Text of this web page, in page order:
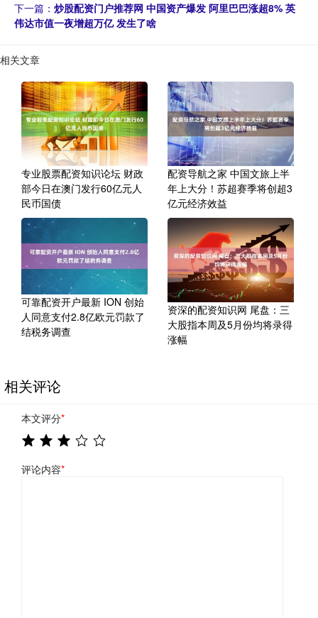
下一篇： 炒股配资门户推荐网 中国资产爆发 阿里巴巴涨超8% 英
伟达市值一夜增超万亿 发生了啥
相关文章
专业股票配资知识论坛 财政
部今日在澳门发行60亿元人
民币国债
配资导航之家 中国文旅上半
年上大分！苏超赛季将创超3
亿元经济效益
可靠配资开户最新 ION 创始
人同意支付2.8亿欧元罚款了
结税务调查
资深的配资知识网 尾盘：三
大股指本周及5月份均将录得
涨幅
相关评论
本文评分*
评论内容*